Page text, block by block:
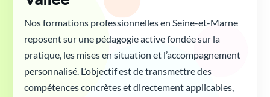
Nos formations professionnelles en Seine-et-Marne
reposent sur une pédagogie active fondée sur la
pratique, les mises en situation et l’accompagnement
personnalisé. L’objectif est de transmettre des
compétences concrètes et directement applicables,